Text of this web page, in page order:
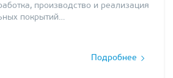
производство и реализация
покрытий…
Подробнее